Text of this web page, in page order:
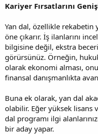
Kariyer Fırsatlarını
Yan dal, özellikle rekabetin
öne çıkarır. İş ilanlarını
bilgisine değil, ekstra
görürsünüz. Örneğin,
olarak ekonomi alması,
finansal danışmanlıkta
Buna ek olarak, yan dal
olabilir. Eğer yüksek lisans
dal programı ilgi
bir aday yapar.